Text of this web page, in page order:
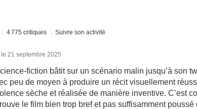
4 775 critiques Suivre son activité
21 septembre 2025
fiction bâtit sur un scénario malin jusqu’à son
peu de moyen à produire un récit visuellement
sèche et réalisée de manière inventive. C’est
le film bien trop bref et pas suffisamment poussé